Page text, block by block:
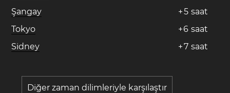
Şangay
+5 saat
Tokyo
+6 saat
Sidney
+7 saat
Diğer zaman dilimleriyle karşılaştır